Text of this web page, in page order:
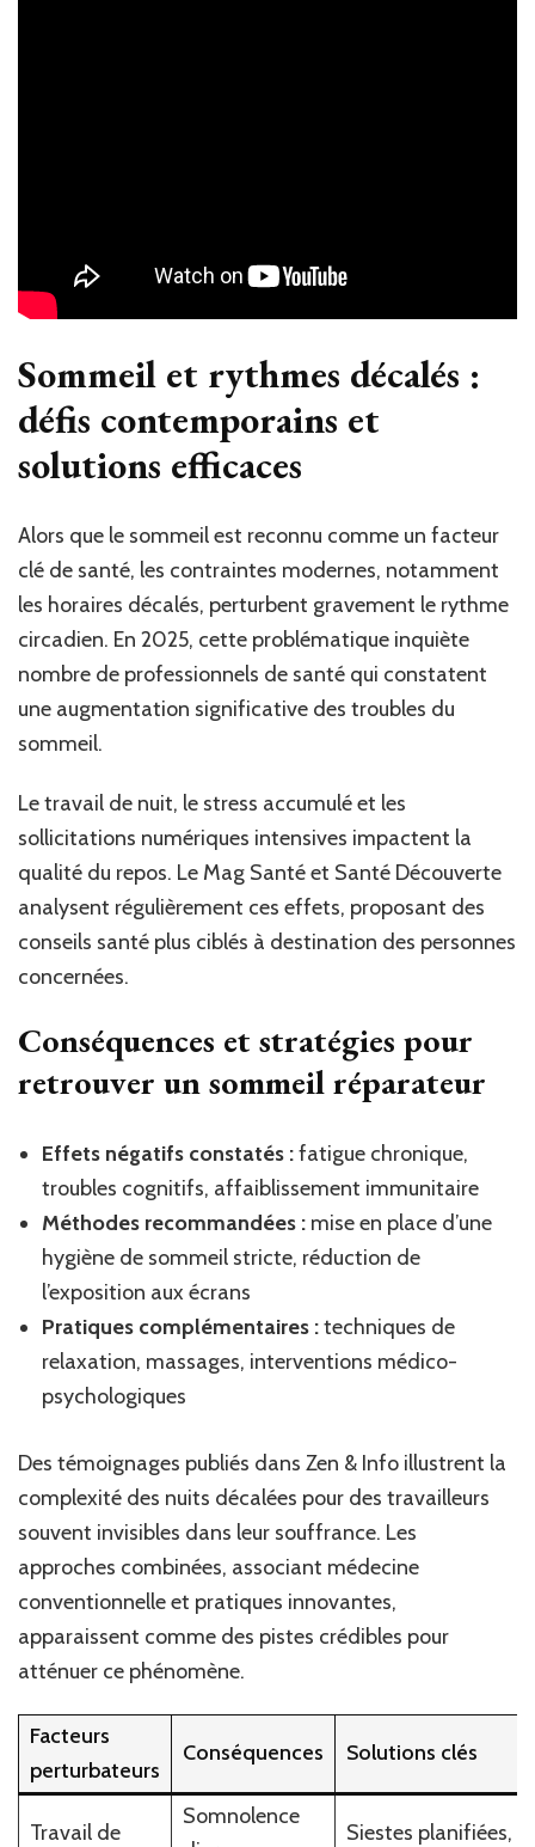
Sommeil et rythmes décalés :
défis contemporains et
solutions efficaces
Alors que le sommeil est reconnu comme un facteur
clé de santé, les contraintes modernes, notamment
les horaires décalés, perturbent gravement le rythme
circadien. En 2025, cette problématique inquiète
nombre de professionnels de santé qui constatent
une augmentation significative des troubles du
sommeil.
Le travail de nuit, le stress accumulé et les
sollicitations numériques intensives impactent la
qualité du repos. Le Mag Santé et Santé Découverte
analysent régulièrement ces effets, proposant des
conseils santé plus ciblés à destination des personnes
concernées.
Conséquences et stratégies pour
retrouver un sommeil réparateur
Effets négatifs constatés :fatigue chronique,
troubles cognitifs, affaiblissement immunitaire
Méthodes recommandées : mise en place d’une
hygiène de sommeil stricte, réduction de
l’exposition aux écrans
Pratiques complémentaires :techniques de
relaxation, massages, interventions médico-
psychologiques
Des témoignages publiés dans Zen & Info illustrent la
complexité des nuits décalées pour des travailleurs
souvent invisibles dans leur souffrance. Les
approches combinées, associant médecine
conventionnelle et pratiques innovantes,
apparaissent comme des pistes crédibles pour
atténuer ce phénomène.
Facteurs
perturbateurs
Conséquences Solutions clés
Travail de
Somnolence
Siestes planifiées,